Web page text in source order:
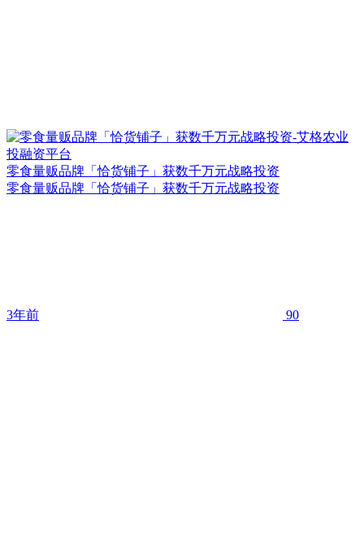
零食量贩品牌「恰货铺子」获数千万元战略投资
零食量贩品牌「恰货铺子」获数千万元战略投资
3年前 90